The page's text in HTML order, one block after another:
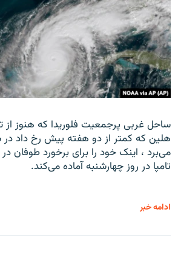
ساحل غربی پرجمعیت فلوریدا که هنوز از
هلین که کمتر از دو هفته پیش رخ داد
می‌برد ، اینک خود را برای برخورد طوفان
تامپا در روز چهارشنبه آماده می‌کند.
ادامه خبر